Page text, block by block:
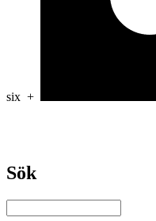
six +
Sök